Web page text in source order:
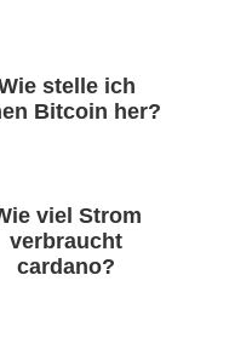
stelle ich
Bitcoin her?
viel Strom
verbraucht
cardano?